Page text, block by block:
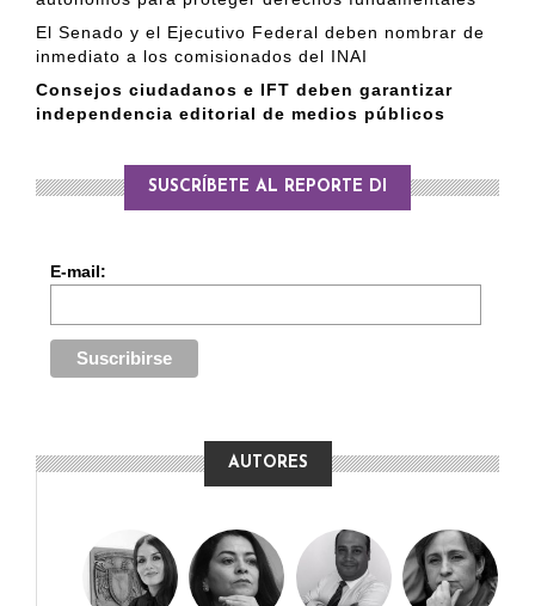
El Senado y el Ejecutivo Federal deben nombrar de
inmediato a los comisionados del INAI
Consejos ciudadanos e IFT deben garantizar
independencia editorial de medios públicos
SUSCRÍBETE AL REPORTE DI
E-mail:
AUTORES